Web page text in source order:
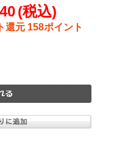
(税込)
還元 158ポイント